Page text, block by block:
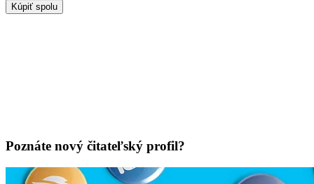
Kúpiť spolu
Poznáte nový čitateľský profil?